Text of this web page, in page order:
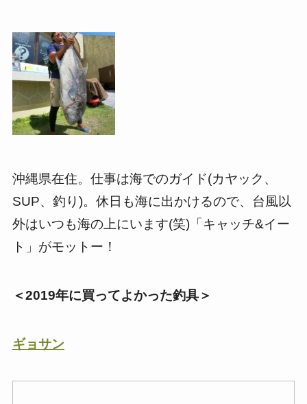
沖縄県在住。仕事は海でのガイド(カヤック、
SUP、釣り)。休日も海に出かけるので、台風以
外はいつも海の上にいます(笑)「キャッチ&イー
ト」がモットー！
＜2019年に買ってよかった釣具＞
ギョサン